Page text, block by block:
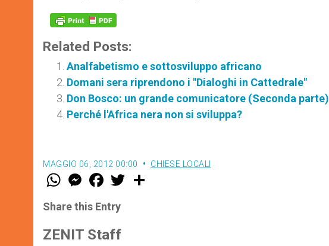
Related Posts:
Analfabetismo e sottosviluppo africano
Domani sera riprendono i "Dialoghi in Cattedrale"
Don Bosco: un grande comunicatore (Seconda parte)
Perché l'Africa nera non si sviluppa?
MAGGIO 06, 2012 00:00 CHIESE LOCALI
W
t
s
p
p
M
e
s
e
g
e
F
a
e
b
o
k
w
Share this Entry
ZENIT Staff